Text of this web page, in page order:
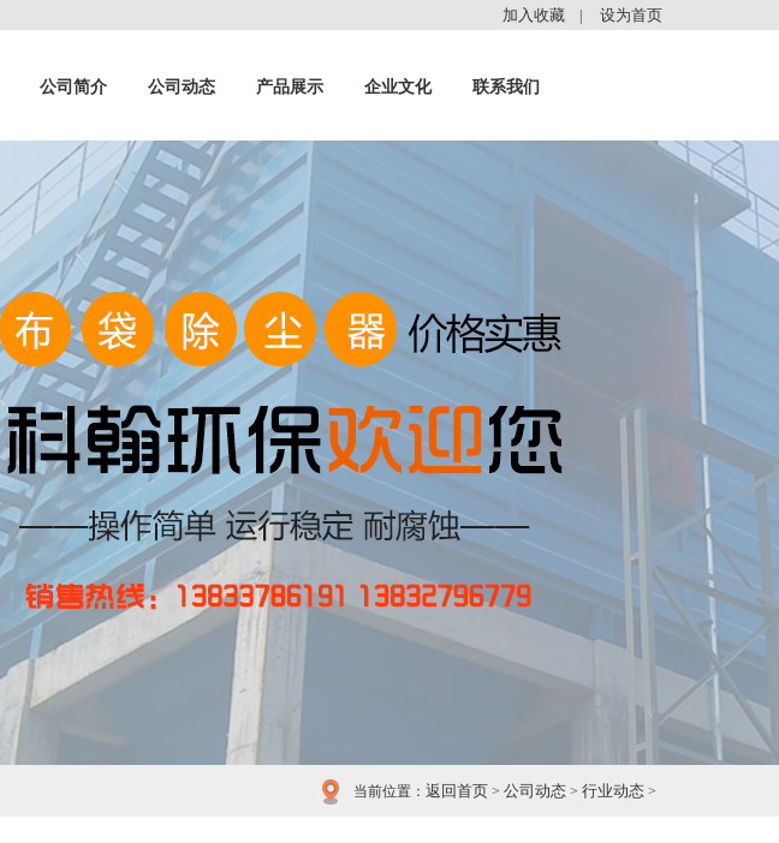
加入收藏 设为首页
公司简介 公司动态 产品展示 企业文化 联系我们
当前位置： 返回首页 > 公司动态 > 行业动态 >